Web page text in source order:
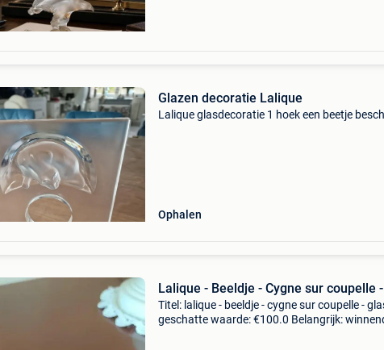
Glazen decoratie Lalique
Lalique glasdecoratie 1 hoek een beetje
Ophalen
Lalique - Beeldje - Cygne sur coupelle
Titel: lalique - beeldje - cygne sur coupelle -
geschatte waarde: €100.0 Belangrijk: